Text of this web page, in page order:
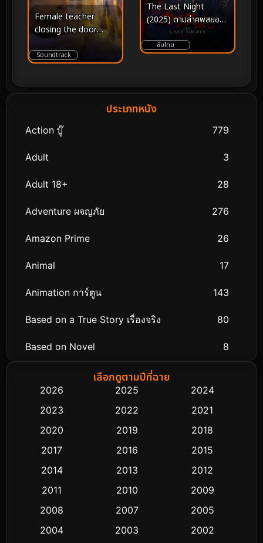
Female teacher
closing the door
Soundtrack
The Last Night
(2025) ตามล่าศพสยอง
คืนสุดท้าย
ซับไทย
ประเภทหนัง
Action บู๊ 779
Adult 3
Adult 18+ 28
Adventure ผจญภัย 276
Amazon Prime 26
Animal 17
Animation การ์ตูน 143
Based on a True Story เรื่องจริง 80
Based on Novel 8
Biography ชีวิตจริง
Classic หนังคลาสสิก
Comedy ตลก 453
Crime อาชญากรรม 530
Cult Film
เลือกดูตามปีที่ฉาย
2026 2025
2024
2023
2022
2021
2020
2019
2018
2017
2016
2015
2014
2013
2012
2011
2010
2009
2008
2007
2005
2004
2003
2002